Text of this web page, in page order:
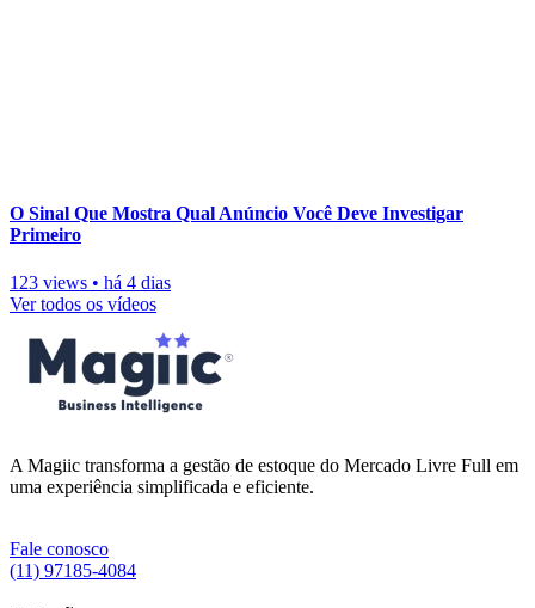
O Sinal Que Mostra Qual Anúncio Você Deve Investigar
Primeiro
123 views • há 4 dias
Ver todos os vídeos
A Magiic transforma a gestão de estoque do Mercado Livre Full em
uma experiência simplificada e eficiente.
Fale conosco
(11) 97185-4084